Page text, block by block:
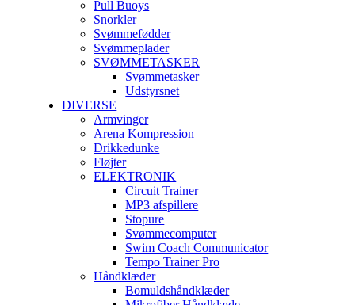
Pull Buoys
Snorkler
Svømmefødder
Svømmeplader
SVØMMETASKER
Svømmetasker
Udstyrsnet
DIVERSE
Armvinger
Arena Kompression
Drikkedunke
Fløjter
ELEKTRONIK
Circuit Trainer
MP3 afspillere
Stopure
Svømmecomputer
Swim Coach Communicator
Tempo Trainer Pro
Håndklæder
Bomuldshåndklæder